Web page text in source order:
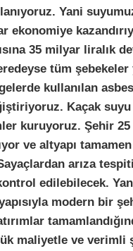
Yani
ekonomiye
35 milyar liralık
tüm
kullanılan
Kaçak
kuruyoruz. Şehir 25
ve altyapı
arıza
edilebilecek.
modern bir
maliyetle ve verimli